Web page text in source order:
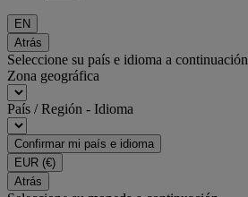
EN
Atrás
Seleccione su país e idioma a continuación
Zona geográfica
País / Región - Idioma
Confirmar mi país e idioma
EUR (€)
Atrás